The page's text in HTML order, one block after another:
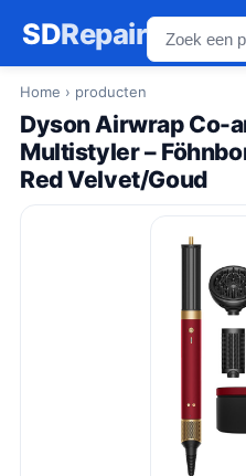
SDRepair
Home › producten
Dyson Airwrap Co-
Multistyler –
Red Velvet/Goud